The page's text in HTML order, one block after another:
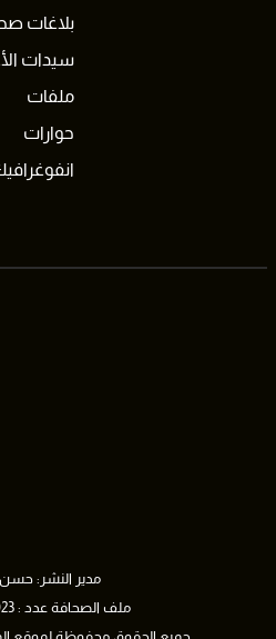
بلاغات
سيدات
ملفات
حوارات
مدير النشر:
ملف الصحافة عدد : 2023 / 14 / ص ح